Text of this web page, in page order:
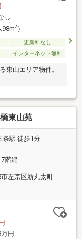
し
2）
更新料なし
インターネット無料
東山エリア物件。
東山苑
条駅 徒歩1分
階建
左京区新丸太町
万円